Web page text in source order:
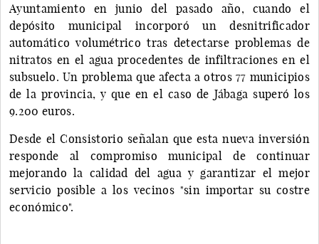
Ayuntamiento en junio del pasado año, cuando el
depósito municipal incorporó un desnitrificador
automático volumétrico tras detectarse problemas de
nitratos en el agua procedentes de infiltraciones en el
subsuelo. Un problema que afecta a otros 77 municipios
de la provincia, y que en el caso de Jábaga superó los
9.200 euros.
Desde el Consistorio señalan que esta nueva inversión
responde al compromiso municipal de continuar
mejorando la calidad del agua y garantizar el mejor
servicio posible a los vecinos "sin importar su costre
económico".